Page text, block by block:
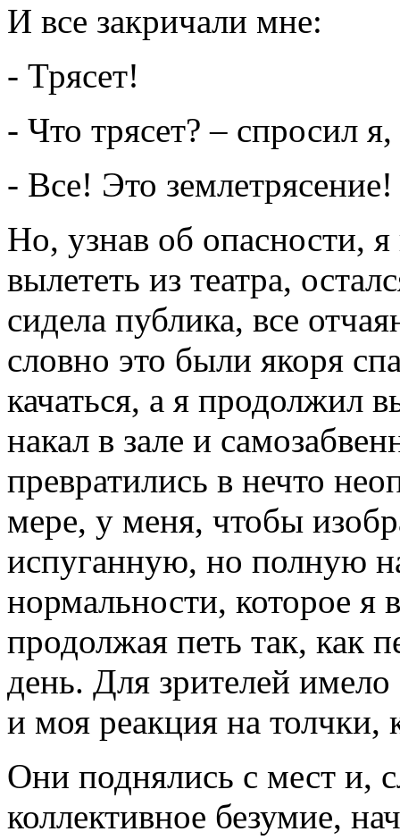
И все закричали мне:
- Трясет!
- Что трясет? – спросил
- Все! Это землетрясение!
Но, узнав об опасности,
вылететь из театра,
сидела публика, все
словно это были якоря
качаться, а я продолжил
накал в зале и
превратились в нечто
мере, у меня, чтобы
испуганную, но полную
нормальности, которое я
продолжая петь так, как
день. Для зрителей
и моя реакция на толчки,
Они поднялись с мест и,
коллективное безумие,